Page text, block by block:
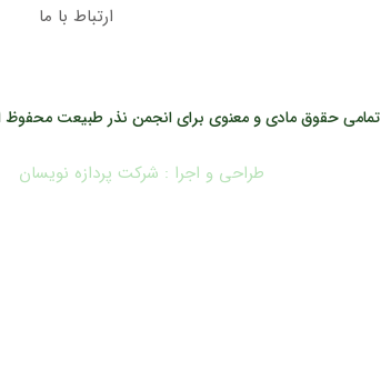
ارتباط با ما
تمامی حقوق مادی و معنوی برای انجمن نذر طبیعت
طراحی و اجرا : شرکت پردازه نویسان